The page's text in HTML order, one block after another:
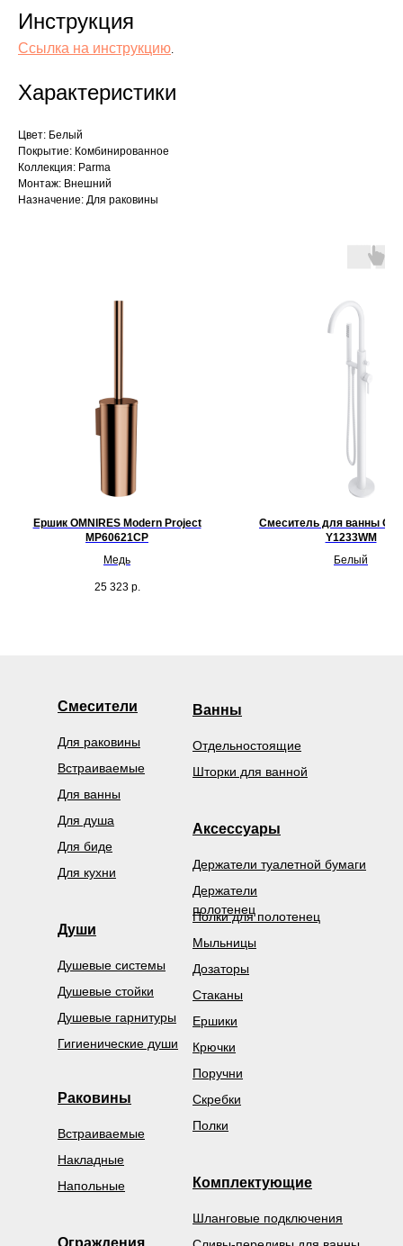
Инструкция
Ссылка на инструкцию.
Характеристики
Цвет: Белый
Покрытие: Комбинированное
Коллекция: Parma
Монтаж: Внешний
Назначение: Для раковины
Ершик OMNIRES Modern Project
MP60621CP
Медь
25 323 р.
Смеситель для ванны
Y1233WM
Белый
Смесители
Души
Душевые гарнитуры
Душевые системы
Гигиенические души
Поручни
Скребки
Дозаторы
Полки
Стаканы
Ершики
Крючки
Держатели
полотенец
Мыльницы
Держатели туалетной бумаги
Полки для полотенец
Шланговые подключения
Раковины
Встраиваемые
Накладные
Напольные
Встраиваемые
Для биде
Для ванны
Для душа
Для раковины
Для кухни
Ванны
Отдельностоящие
Шторки для ванной
Ограждения
Аксессуары
Комплектующие
Душевые стойки